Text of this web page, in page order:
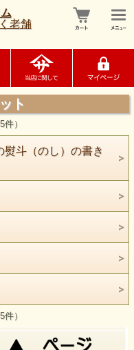
老舗
ト
）
斗（のし）の書き
）